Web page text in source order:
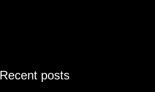
Recent posts